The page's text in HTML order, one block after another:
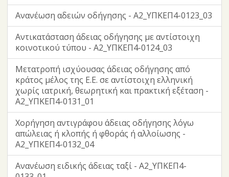
Ανανέωση αδειών οδήγησης - Α2_ΥΠΚΕΠ4-0123_03
Αντικατάσταση άδειας οδήγησης με αντίστοιχη
κοινοτικού τύπου - Α2_ΥΠΚΕΠ4-0124_03
Μετατροπή ισχύουσας άδειας οδήγησης από
κράτος μέλος της Ε.Ε. σε αντίστοιχη ελληνική
χωρίς ιατρική, θεωρητική και πρακτική εξέταση -
Α2_ΥΠΚΕΠ4-0131_01
Χορήγηση αντιγράφου άδειας οδήγησης λόγω
απώλειας ή κλοπής ή φθοράς ή αλλοίωσης -
Α2_ΥΠΚΕΠ4-0132_04
Ανανέωση ειδικής άδειας ταξί - Α2_ΥΠΚΕΠ4-